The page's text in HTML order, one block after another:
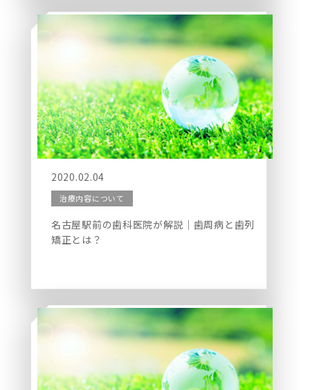
2020.02.04
治療内容について
名古屋駅前の歯科医院が解説｜歯周病と歯列
矯正とは？